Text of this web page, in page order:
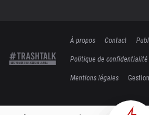
À propos Contact
Politique de confidentialité
Mentions légales